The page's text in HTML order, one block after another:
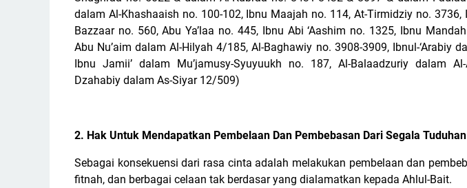
dalam Al-Khashaaish no. 100-102, Ibnu Maajah no. 114, At-Tirmidziy no. 3736,
Bazzaar no. 560, Abu Ya’laa no. 445, Ibnu Abi ‘Aashim no. 1325, Ibnu
Abu Nu’aim dalam Al-Hilyah 4/185, Al-Baghawiy no. 3908-3909, Ibnul-‘Arabiy
Ibnu Jamii’ dalam Mu’jamusy-Syuyuukh no. 187, Al-Balaadzuriy dalam
Dzahabiy dalam As-Siyar 12/509)
2. Hak Untuk Mendapatkan Pembelaan Dan Pembebasan Dari Segala
Sebagai konsekuensi dari rasa cinta adalah melakukan pembelaan dan
fitnah, dan berbagai celaan tak berdasar yang dialamatkan kepada Ahlul-Bait.